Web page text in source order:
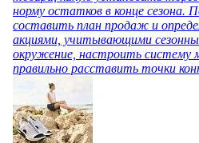
норму остатков в конце сезона.
составить план продаж и
акциями, учитывающими
окружение, настроить систему
правильно расставить точки